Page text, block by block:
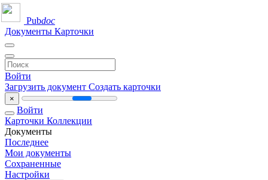
Pubdoc
Документы Карточки
Войти
Загрузить документ Создать карточки
×
Войти
Карточки Коллекции
Документы
Последнее
Мои документы
Сохраненные
Настройки